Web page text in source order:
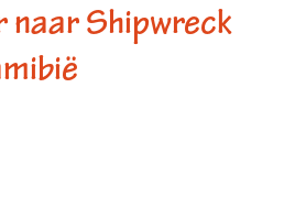
Shipwreck